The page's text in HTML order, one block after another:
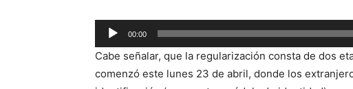
Reproductor
de
audio
00:00
Cabe señalar, que la regularización consta de dos
comenzó este lunes 23 de abril, donde los